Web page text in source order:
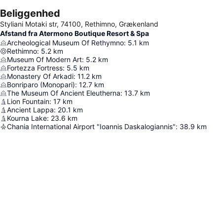
Beliggenhed
Styliani Motaki str, 74100, Rethimno, Grækenland
Afstand fra Atermono Boutique Resort & Spa
Archeological Museum Of Rethymno: 5.1 km
Rethimno: 5.2 km
Museum Of Modern Art: 5.2 km
Fortezza Fortress: 5.5 km
Monastery Of Arkadi: 11.2 km
Bonriparo (Monopari): 12.7 km
The Museum Of Ancient Eleutherna: 13.7 km
Lion Fountain: 17 km
Ancient Lappa: 20.1 km
Kourna Lake: 23.6 km
Chania International Airport "Ioannis Daskalogiannis": 38.9 km